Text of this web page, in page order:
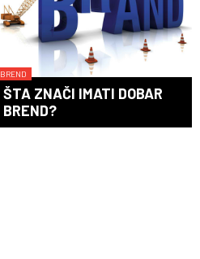
BREND
ŠTA ZNAČI IMATI DOBAR
BREND?